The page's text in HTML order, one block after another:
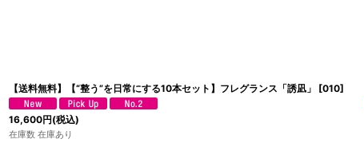
【送料無料】【“整う”を日常にする10本セット】フレグランス「誘凪」 [010]
16,600円(税込)
在庫数 在庫あり